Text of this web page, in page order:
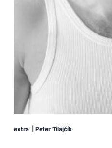
extra Peter Tilajčík